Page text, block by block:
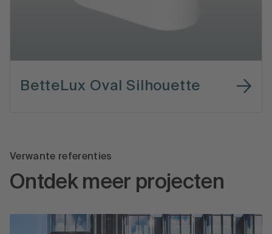
BetteLux Oval Silhouette
Verwante referenties
Ontdek meer projecten